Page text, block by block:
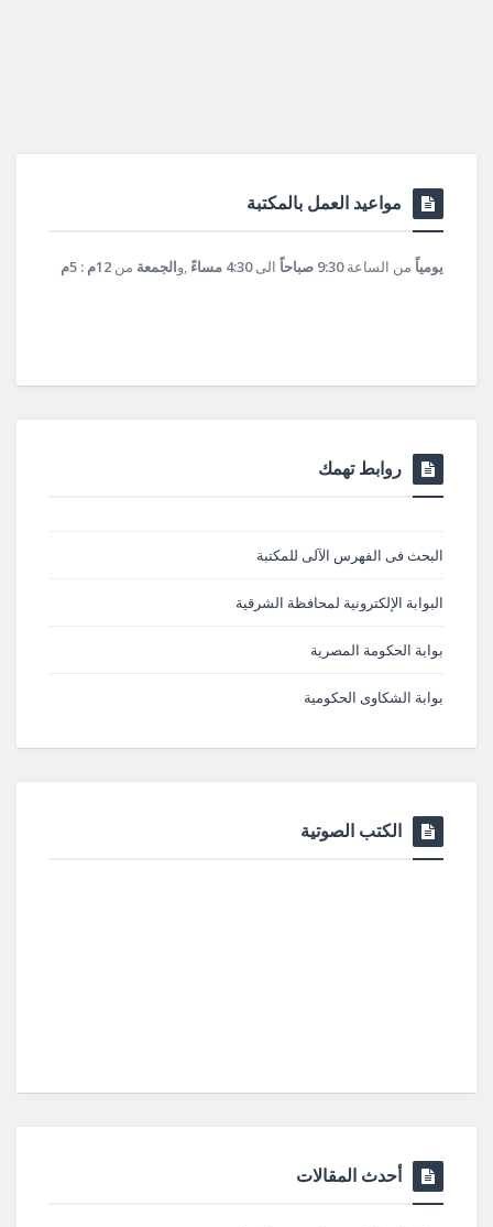
مواعيد العمل بالمكتبة
يومياً من الساعة9:30 صباحاً الى4:30 مساءً ,والجمعة من 12م : 5م
روابط تهمك
البحث فى الفهرس الآلى للمكتبة
البوابة الإلكترونية لمحافظة الشرقية
بوابة الحكومة المصرية
بوابة الشكاوى الحكومية
الكتب الصوتية
أحدث المقالات